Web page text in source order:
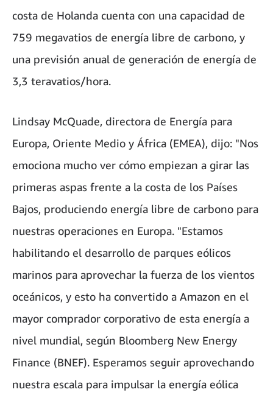
costa de Holanda cuenta con una capacidad de
759 megavatios de energía libre de carbono, y
una previsión anual de generación de energía de
3,3 teravatios/hora.
Lindsay McQuade, directora de Energía para
Europa, Oriente Medio y África (EMEA), dijo: "Nos
emociona mucho ver cómo empiezan a girar las
primeras aspas frente a la costa de los Países
Bajos, produciendo energía libre de carbono para
nuestras operaciones en Europa. "Estamos
habilitando el desarrollo de parques eólicos
marinos para aprovechar la fuerza de los vientos
oceánicos, y esto ha convertido a Amazon en el
mayor comprador corporativo de esta energía a
nivel mundial, según Bloomberg New Energy
Finance (BNEF). Esperamos seguir aprovechando
nuestra escala para impulsar la energía eólica